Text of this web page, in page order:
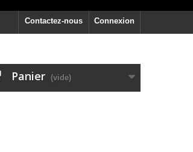
Connexion
Contactez-nous
Panier (vide)